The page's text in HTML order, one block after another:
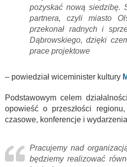
pozyskać nową siedzibę.
partnera, czyli miasto
przekonał radnych i
Dąbrowskiego, dzięki
prace projektowe
– powiedział wiceminister kultury
Podstawowym celem
opowieść o przeszłości
czasowe, konferencje i
Pracujemy nad
będziemy realizować